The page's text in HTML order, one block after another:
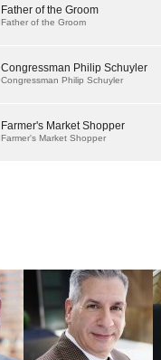
Father of the Groom
Father of the Groom
Congressman Philip Schuyler
Congressman Philip Schuyler
Farmer's Market Shopper
Farmer's Market Shopper